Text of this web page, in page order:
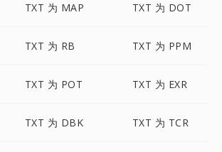
TXT 为 MAP TXT 为 DOT
TXT 为 RB TXT 为 PPM
TXT 为 POT TXT 为 EXR
TXT 为 DBK TXT 为 TCR